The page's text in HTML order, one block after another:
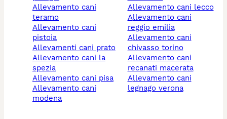
allevamento cani
teramo
allevamento cani
pistoia
allevamenti cani prato
allevamento cani la
spezia
allevamento cani pisa
allevamento cani
modena
allevamento cani lecco
allevamento cani
reggio emilia
allevamento cani
chivasso torino
allevamento cani
recanati macerata
allevamento cani
legnago verona